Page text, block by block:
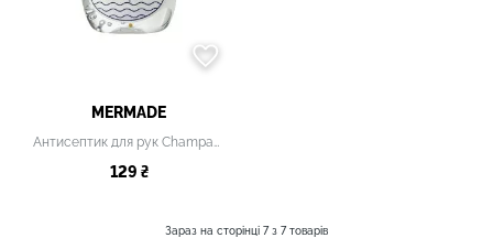
MERMADE
129 ₴
Зараз на сторінці 7з 7товарів